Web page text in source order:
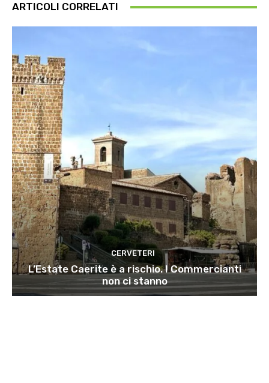
ARTICOLI CORRELATI
CERVETERI
L’Estate Caerite è a rischio. I Commercianti
non ci stanno